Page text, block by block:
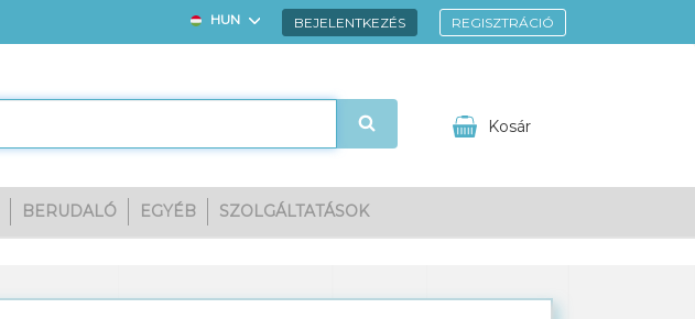
HUN BEJELENTKEZÉS REGISZTRÁCIÓ
Kosár
Megnézem
BERUDALÓ EGYÉB SZOLGÁLTATÁSOK